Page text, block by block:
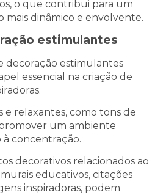
o que contribui para um
mais dinâmico e envolvente.
estimulantes
decoração estimulantes
essencial na criação de
e relaxantes, como tons de
um ambiente
concentração.
decorativos relacionados ao
educativos, citações
inspiradoras, podem